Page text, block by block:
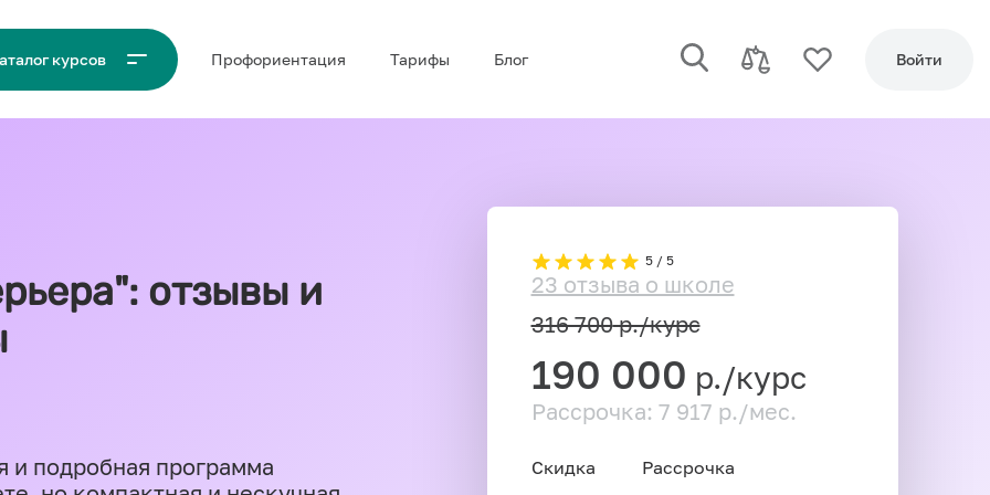
курсов Проф‌ориентация Тарифы Блог Войти
отзывы и
и подробная программа
5 / 5
23 отзыва о школе
316 700р./курс
190 000 р./курс
Рассрочка: 7 917 р./мес.
Скидка
Рассрочка